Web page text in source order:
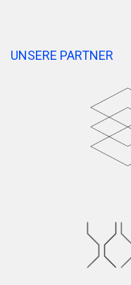
UNSERE PARTNER